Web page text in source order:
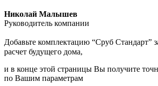
Николай Малышев
Руководитель компании
Добавьте комплектацию “Сруб Стандарт”
расчет будущего дома,
и в конце этой страницы Вы получите
по Вашим параметрам